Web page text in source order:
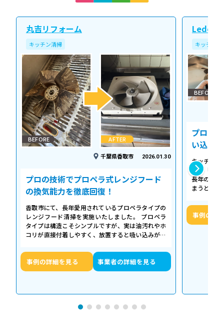
丸吉リフォーム
キッチン清掃
BEFORE AFTER
千葉県香取市 2026.01.30
プロの技術でプロペラ式レンジフード
の換気能力を徹底回復！
香取市にて、長年愛用されているプロペラタイプの
レンジフード清掃を実施いたしました。 プロペラ
タイプは構造こそシンプルですが、実は油汚れやホ
コリが直接付着しやすく、放置すると吸い込みが悪
事例の詳細を見る 事業者の詳細を見る
Ledope
キッチン清
BEFORE
プロの
い込み
キッチン
える「シ
長年の調
まうとご
事例の詳